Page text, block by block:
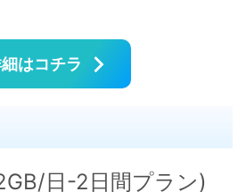
はコチラ
日-2日間プラン)